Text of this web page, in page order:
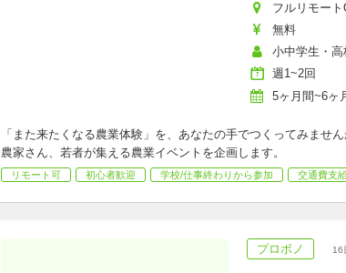
フルリモー
無料
小中学生・高
週1~2回
5ヶ月間~6ヶ
「また来たくなる農業体験」を、あなたの手でつくってみませ
農家さん、若者が集える農業イベントを企画します。
リモート可 初心者歓迎 学校/仕事終わりから参加 交通費支
プロボノ 16